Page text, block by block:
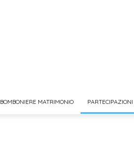
BOMBONIERE MATRIMONIO